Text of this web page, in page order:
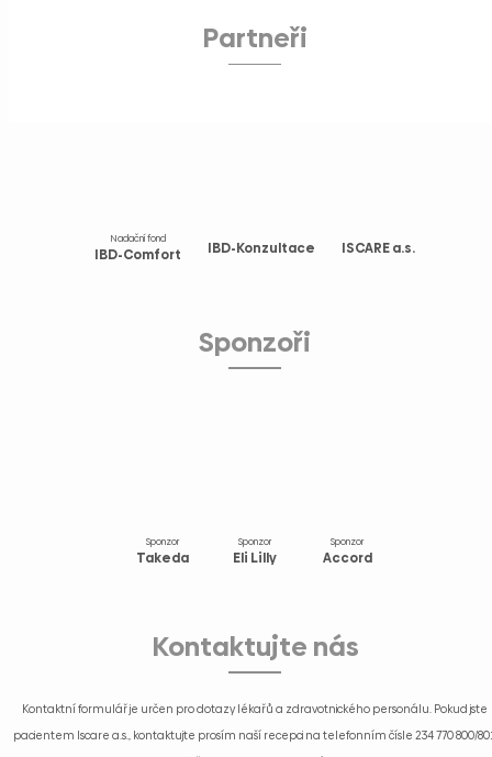
Partneři
Nadační fond
IBD-Comfort IBD-Konzultace ISCARE a.s.
Sponzoři
Sponzor
Takeda
Sponzor
Eli Lilly
Sponzor
Accord
Kontaktujte nás
Kontaktní formulář je určen pro dotazy lékařů a zdravotnického personálu. Pokud jste
pacientem Iscare a.s., kontaktujte prosím naší recepci na telefonním čísle 234 770 800/